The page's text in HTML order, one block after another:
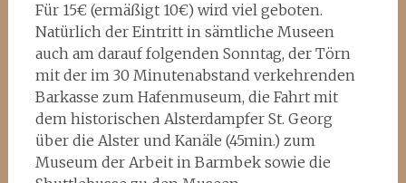
Für 15€ (ermäßigt 10€) wird viel geboten.
Natürlich der Eintritt in sämtliche Museen
auch am darauf folgenden Sonntag, der Törn
mit der im 30 Minutenabstand verkehrenden
Barkasse zum Hafenmuseum, die Fahrt mit
dem historischen Alsterdampfer St. Georg
über die Alster und Kanäle (45min.) zum
Museum der Arbeit in Barmbek sowie die